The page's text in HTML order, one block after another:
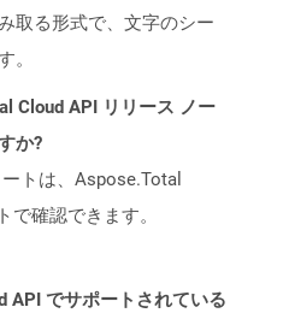
取る形式で、文字のシー
。
Cloud API リリース ノー
か?
トは、Aspose.Total
で確認できます。
API でサポートされている